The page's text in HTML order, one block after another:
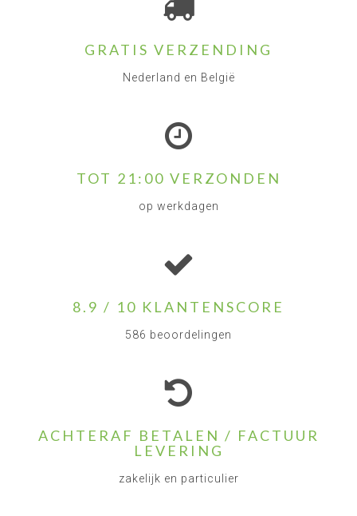
GRATIS VERZENDING
Nederland en België
TOT 21:00 VERZONDEN
op werkdagen
8.9 / 10 KLANTENSCORE
586 beoordelingen
ACHTERAF BETALEN / FACTUUR
LEVERING
zakelijk en particulier